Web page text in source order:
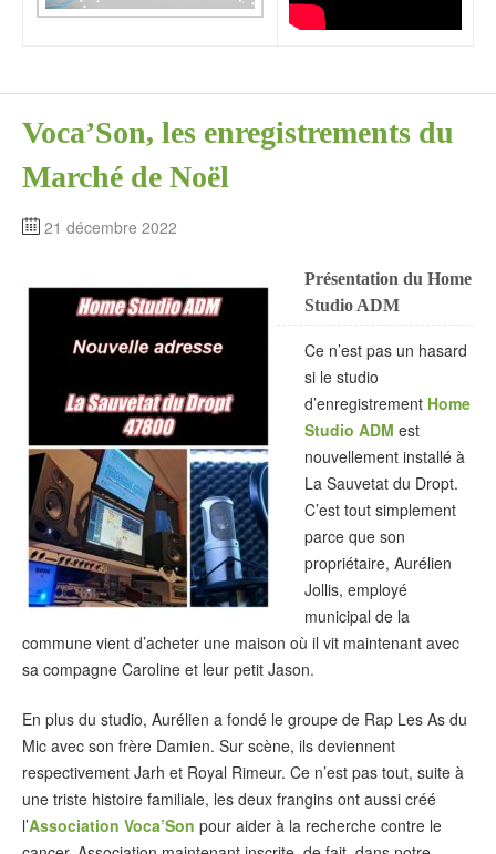
Voca’Son, les enregistrements du
Marché de Noël
21 décembre 2022
Présentation du Home
Studio ADM
Ce n’est pas un hasard
si le studio
d’enregistrement Home
Studio ADM est
nouvellement installé à
La Sauvetat du Dropt.
C’est tout simplement
parce que son
propriétaire, Aurélien
Jollis, employé
municipal de la
commune vient d’acheter une maison où il vit maintenant avec
sa compagne Caroline et leur petit Jason.
En plus du studio, Aurélien a fondé le groupe de Rap Les As du
Mic avec son frère Damien. Sur scène, ils deviennent
respectivement Jarh et Royal Rimeur. Ce n’est pas tout, suite à
une triste histoire familiale, les deux frangins ont aussi créé
l’Association Voca’Son pour aider à la recherche contre le